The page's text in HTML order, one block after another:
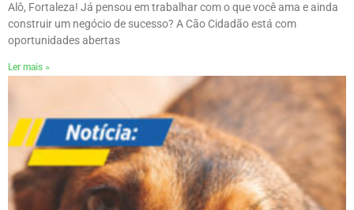
Alô, Fortaleza! Já pensou em trabalhar com o que você ama e ainda
construir um negócio de sucesso? A Cão Cidadão está com
oportunidades abertas
Ler mais »